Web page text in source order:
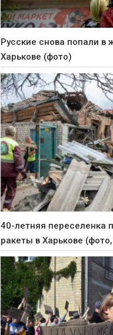
Русские снова попали в
Харькове (фото)
40-летняя переселенка
ракеты в Харькове